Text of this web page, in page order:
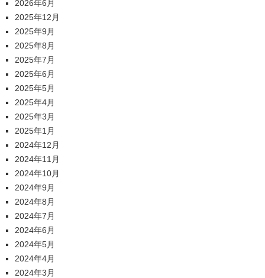
2026年6月
2025年12月
2025年9月
2025年8月
2025年7月
2025年6月
2025年5月
2025年4月
2025年3月
2025年1月
2024年12月
2024年11月
2024年10月
2024年9月
2024年8月
2024年7月
2024年6月
2024年5月
2024年4月
2024年3月